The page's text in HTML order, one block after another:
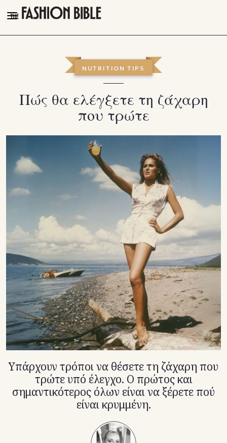
THE FASHION BIBLE
TALK OF THE TOWN
VIDEOS
FOLLOW
Facebook
Instagram
TikTok
X(Twitter)
NUTRITION TIPS
Πώς θα ελέγξετε τη ζάχαρη
που τρώτε
Υπάρχουν τρόποι να θέσετε τη ζάχαρη που
τρώτε υπό έλεγχο. Ο πρώτος και
σημαντικότερος όλων είναι να ξέρετε πού
είναι κρυμμένη.